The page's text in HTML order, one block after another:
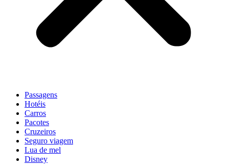
Passagens
Hotéis
Carros
Pacotes
Cruzeiros
Seguro viagem
Lua de mel
Disney